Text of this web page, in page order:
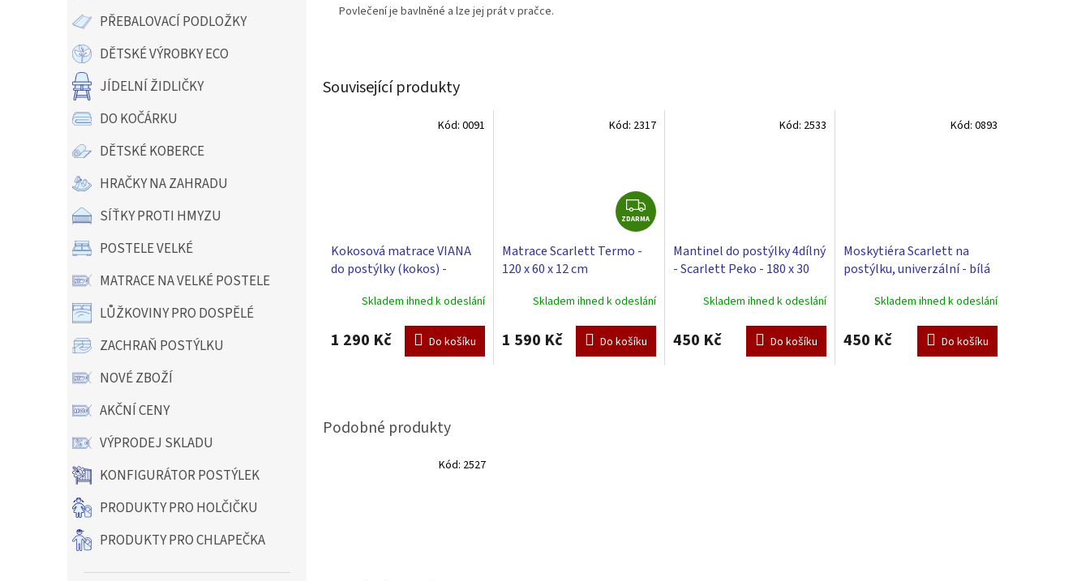
PŘEBALOVACÍ PODLOŽKY
DĚTSKÉ VÝROBKY ECO
JÍDELNÍ ŽIDLIČKY
DO KOČÁRKU
DĚTSKÉ KOBERCE
HRAČKY NA ZAHRADU
SÍŤKY PROTI HMYZU
POSTELE VELKÉ
MATRACE NA VELKÉ POSTELE
LŮŽKOVINY PRO DOSPĚLÉ
ZACHRAŇ POSTÝLKU
NOVÉ ZBOŽÍ
AKČNÍ CENY
VÝPRODEJ SKLADU
KONFIGURÁTOR POSTÝLEK
PRODUKTY PRO HOLČIČKU
PRODUKTY PRO CHLAPEČKA
Související produkty
Kokosová matrace VIANA
do postýlky (kokos) -
Skladem ihned k odeslání
1 290 Kč Do košíku
Kód: 0091
Z
D
A
ZDARMA
Matrace Scarlett Termo -
120 x 60 x 12 cm
Skladem ihned k odeslání
1 590 Kč Do košíku
Kód: 2317
Mantinel do postýlky 4dílný
- Scarlett Peko - 180 x 30
Skladem ihned k odeslání
450 Kč Do košíku
Kód: 2533
Moskytiéra Scarlett na
postýlku, univerzální - bílá
Skladem ihned k odeslání
450 Kč Do košíku
Kód: 0893
Kód: 2527
Povlečení je bavlněné a lze jej prát v pračce.